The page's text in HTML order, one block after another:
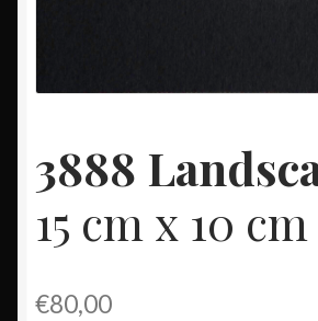
3888
15 cm x 10 cm
€80,00